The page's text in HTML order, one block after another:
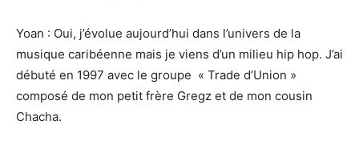
Yoan : Oui, j’évolue aujourd’hui dans l’univers de la
musique caribéenne mais je viens d’un milieu hip hop. J’ai
débuté en 1997 avec le groupe « Trade d’Union »
composé de mon petit frère Gregz et de mon cousin
Chacha.